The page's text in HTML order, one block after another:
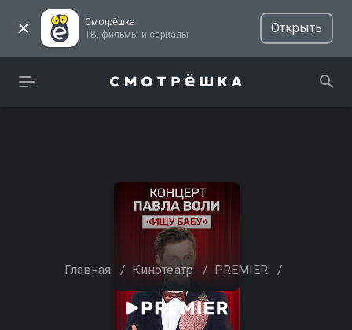
Смотрёшка
ТВ, фильмы и сериалы
Открыть
Главная / Кинотеатр / PREMIER /